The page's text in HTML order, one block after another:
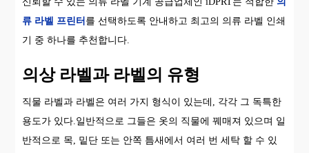
류 라벨 프린터 를 선택하도록 안내하고 최고의 의류 라벨 인쇄
기 중 하나를 추천합니다.
의상 라벨과 라벨의 유형
직물 라벨과 라벨은 여러 가지 형식이 있는데, 각각 그 독특한
용도가 있다.일반적으로 그들은 옷의 직물에 꿰매져 있으며 일
반적으로 목, 밑단 또는 안쪽 틈새에서 여러 번 세탁 할 수 있